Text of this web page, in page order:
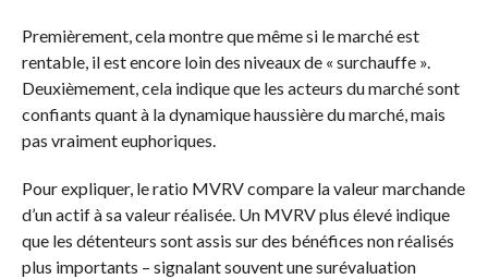
Premièrement, cela montre que même si le marché est
rentable, il est encore loin des niveaux de « surchauffe ».
Deuxièmement, cela indique que les acteurs du marché sont
confiants quant à la dynamique haussière du marché, mais
pas vraiment euphoriques.
Pour expliquer, le ratio MVRV compare la valeur marchande
d’un actif à sa valeur réalisée. Un MVRV plus élevé indique
que les détenteurs sont assis sur des bénéfices non réalisés
plus importants – signalant souvent une surévaluation